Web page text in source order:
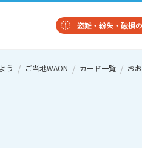
盗難・紛失・破損
う ご当地WAON カード一覧 お